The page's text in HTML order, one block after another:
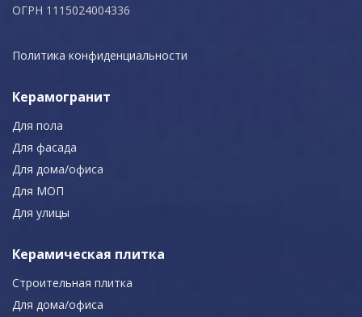
ОГРН 1115024004336
Политика конфиденциальности
Керамогранит
Для пола
Для фасада
Для дома/офиса
Для МОП
Для улицы
Керамическая плитка
Строительная плитка
Для дома/офиса